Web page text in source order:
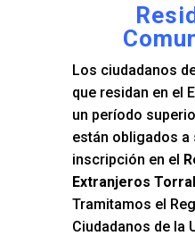
Los ciudadanos
que residan en el
un período
están obligados a
inscripción en el
Extranjeros
Tramitamos el
Ciudadanos de la